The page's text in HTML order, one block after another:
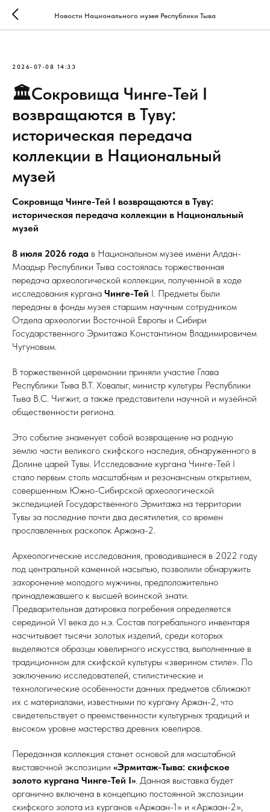
Новости Национального музея Республики Тыва
2026-07-08 14:33
🏛Сокровища Чинге-Тей I
возвращаются в Туву:
историческая передача
коллекции в Национальный
музей
Сокровища Чинге-Тей I возвращаются в Туву:
историческая передача коллекции в Национальный
музей
8 июля 2026 года в Национальном музее имени Алдан-
Маадыр Республики Тыва состоялась торжественная
передача археологической коллекции, полученной в ходе
исследования кургана Чинге-Тей I. Предметы были
переданы в фонды музея старшим научным сотрудником
Отдела археологии Восточной Европы и Сибири
Государственного Эрмитажа Константином Владимировичем
Чугуновым.
В торжественной церемонии приняли участие Глава
Республики Тыва В.Т. Ховалыг, министр культуры Республики
Тыва В.С. Чигжит, а также представители научной и музейной
общественности региона.
Это событие знаменует собой возвращение на родную
землю части великого скифского наследия, обнаруженного в
Долине царей Тувы. Исследование кургана Чинге-Тей I
стало первым столь масштабным и резонансным открытием,
совершенным Южно-Сибирской археологической
экспедицией Государственного Эрмитажа на территории
Тувы за последние почти два десятилетия, со времен
прославленных раскопок Аржана-2.
Археологические исследования, проводившиеся в 2022 году
под центральной каменной насыпью, позволили обнаружить
захоронение молодого мужчины, предположительно
принадлежавшего к высшей воинской знати.
Предварительная датировка погребения определяется
серединой VI века до н.э. Состав погребального инвентаря
насчитывает тысячи золотых изделий, среди которых
выделяются образцы ювелирного искусства, выполненные в
традиционном для скифской культуры «зверином стиле». По
заключению исследователей, стилистические и
технологические особенности данных предметов сближают
их с материалами, известными по кургану Аржан-2, что
свидетельствует о преемственности культурных традиций и
высоком уровне мастерства древних ювелиров.
Переданная коллекция станет основой для масштабной
выставочной экспозиции «Эрмитаж-Тыва: скифское
золото кургана Чинге-Тей I». Данная выставка будет
органично включена в концепцию постоянной экспозиции
скифского золота из курганов «Аржаан-1» и «Аржаан-2»,